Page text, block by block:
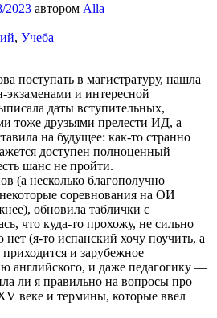
2023 автором Alla
, Учеба
поступать в магистратуру, нашла
экзаменами и интересной
даты вступительных,
тоже друзьями прелести ИД, а
на будущее: как-то странно
доступен полноценный
шанс не пройти.
(а несколько благополучно
соревнования на ОИ
обновила таблички с
что куда-то прохожу, не сильно
нет (я-то испанский хочу поучить, а
приходится и зарубежное
английского, и даже педагогику —
ли я правильно на вопросы про
веке и термины, которые ввел